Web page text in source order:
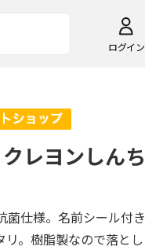
ログイン
レヨンしんち
菌仕様。名前シール付き
。樹脂製なので落とし